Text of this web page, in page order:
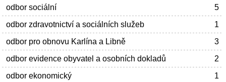
odbor sociální
5
odbor zdravotnictví a sociálních služeb
1
odbor pro obnovu Karlína a Libně
3
odbor evidence obyvatel a osobních dokladů
2
odbor ekonomický
1